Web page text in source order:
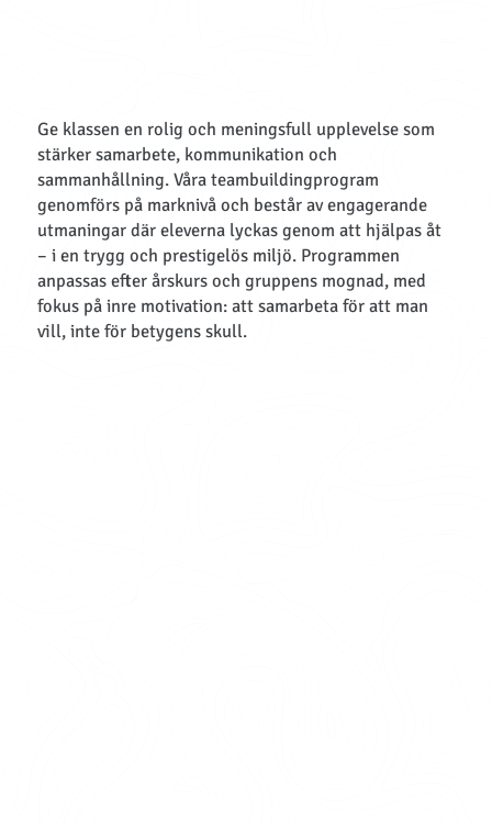
Ge klassen en rolig och meningsfull upplevelse som
stärker samarbete, kommunikation och
sammanhållning. Våra teambuildingprogram
genomförs på marknivå och består av engagerande
utmaningar där eleverna lyckas genom att hjälpas åt
– i en trygg och prestigelös miljö. Programmen
anpassas efter årskurs och gruppens mognad, med
fokus på inre motivation: att samarbeta för att man
vill, inte för betygens skull.